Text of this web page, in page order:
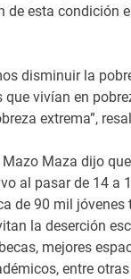
de esta condición
disminuir la
vivían en
extrema”,
Maza dijo
al pasar de 14 a
de 90 mil jóvenes
la deserción
mejores
entre